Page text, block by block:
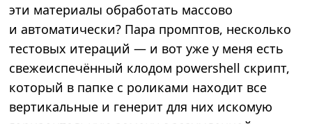
эти материалы обработать массово
и автоматически? Пара промптов, несколько
тестовых итераций — и вот уже у меня есть
свежеиспечённый клодом powershell скрипт,
который в папке с роликами находит все
вертикальные и генерит для них искомую